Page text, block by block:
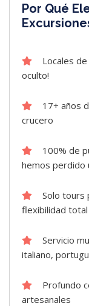
Por Qué
Locales
oculto!
17+ años
crucero
100% de
hemos perdido
Solo tours
flexibilidad total
Servicio
italiano,
Profundo
artesanales